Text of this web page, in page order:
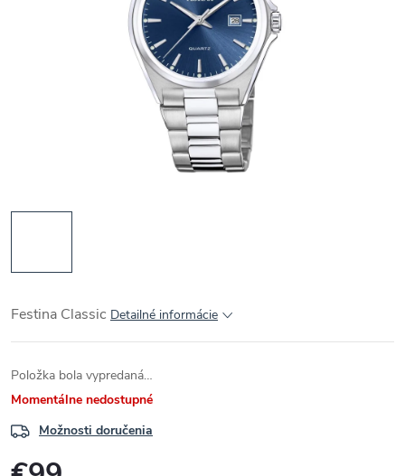
Festina Classic Detailné informácie
Položka bola vypredaná…
Momentálne nedostupné
Možnosti doručenia